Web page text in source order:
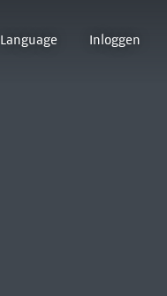
Language Inloggen